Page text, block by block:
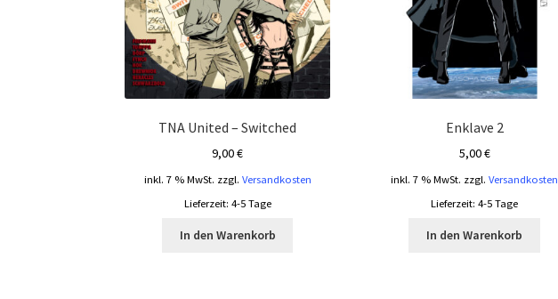
TNA United – Switched
9,00€
inkl. 7 % MwSt. zzgl. Versandkosten
Lieferzeit: 4-5 Tage
In den Warenkorb
Enklave 2
5,00€
inkl. 7 % MwSt. zzgl.Versandkosten
Lieferzeit:4-5 Tage
In den Warenkorb